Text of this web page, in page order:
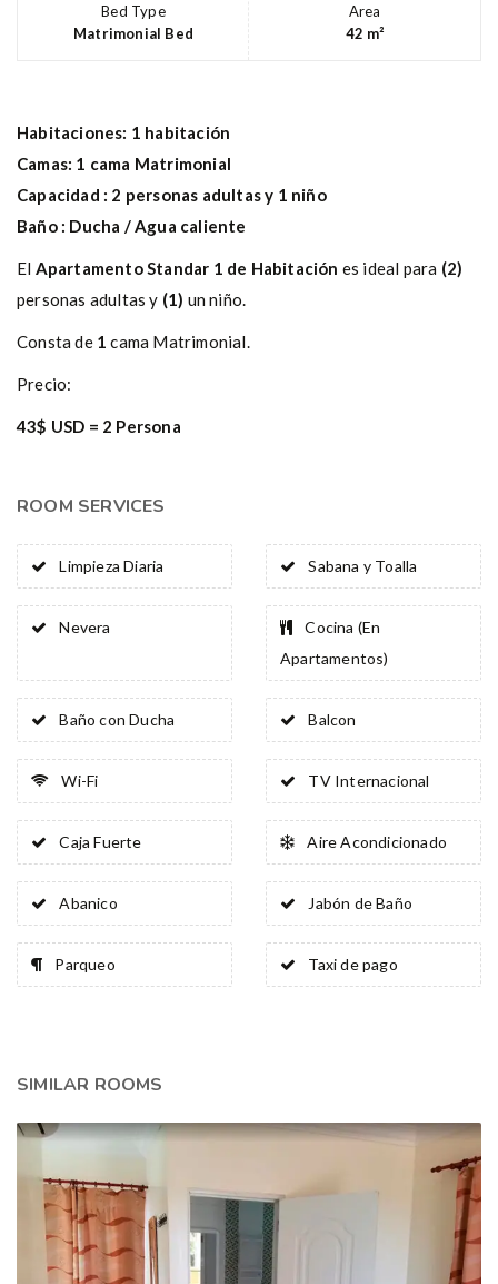
Bed Type
Matrimonial Bed
Area
42 m²
Habitaciones: 1 habitación
Camas: 1 cama Matrimonial
Capacidad : 2 personas adultas y 1 niño
Baño : Ducha / Agua caliente
El Apartamento Standar 1 de Habitación es ideal para (2)
personas adultas y (1) un niño.
Consta de 1 cama Matrimonial.
Precio:
43$ USD = 2 Persona
ROOM SERVICES
Limpieza Diaria Sabana y Toalla
Nevera
Cocina (En
Apartamentos)
Baño con Ducha Balcon
Wi-Fi TV Internacional
Caja Fuerte Aire Acondicionado
Abanico Jabón de Baño
Parqueo Taxi de pago
SIMILAR ROOMS